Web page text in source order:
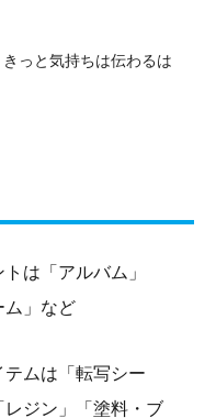
っと気持ちは伝わるは
は「アルバム」
ム」など
ムは「転写シー
ジン」「塗料・ブ